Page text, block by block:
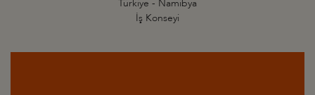
Türkiye - Namibya
İş Konseyi